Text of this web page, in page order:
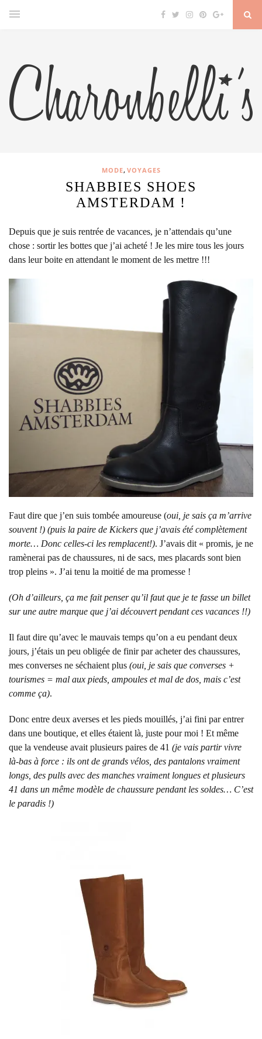
MODE, VOYAGES
SHABBIES SHOES
AMSTERDAM !
Depuis que je suis rentrée de vacances, je n’attendais qu’une
chose : sortir les bottes que j’ai acheté ! Je les mire tous les jours
dans leur boite en attendant le moment de les mettre !!!
Faut dire que j’en suis tombée amoureuse (oui, je sais ça m’arrive
souvent !) (puis la paire de Kickers que j’avais été complètement
morte… Donc celles-ci les remplacent!). J’avais dit « promis, je ne
ramènerai pas de chaussures, ni de sacs, mes placards sont bien
trop pleins ». J’ai tenu la moitié de ma promesse !
(Oh d’ailleurs, ça me fait penser qu’il faut que je te fasse un billet
sur une autre marque que j’ai découvert pendant ces vacances !!)
Il faut dire qu’avec le mauvais temps qu’on a eu pendant deux
jours, j’étais un peu obligée de finir par acheter des chaussures,
mes converses ne séchaient plus (oui, je sais que converses +
tourismes = mal aux pieds, ampoules et mal de dos, mais c’est
comme ça).
Donc entre deux averses et les pieds mouillés, j’ai fini par entrer
dans une boutique, et elles étaient là, juste pour moi ! Et même
que la vendeuse avait plusieurs paires de 41 (je vais partir vivre
là-bas à force : ils ont de grands vélos, des pantalons vraiment
longs, des pulls avec des manches vraiment longues et plusieurs
41 dans un même modèle de chaussure pendant les soldes… C’est
le paradis !)